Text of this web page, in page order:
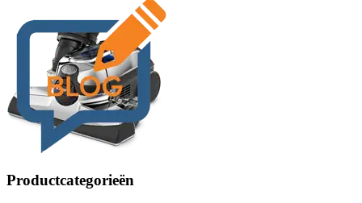
Productcategorieën